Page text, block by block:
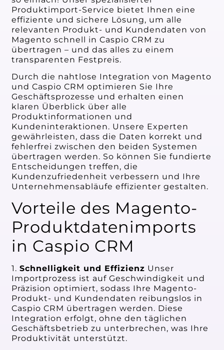
Produktimport-Service bietet Ihnen eine
effiziente und sichere Lösung, um alle
relevanten Produkt- und Kundendaten von
Magento schnell in Caspio CRM zu
übertragen – und das alles zu einem
transparenten Festpreis.
Durch die nahtlose Integration von Magento
und Caspio CRM optimieren Sie Ihre
Geschäftsprozesse und erhalten einen
klaren Überblick über alle
Produktinformationen und
Kundeninteraktionen. Unsere Experten
gewährleisten, dass die Daten korrekt und
fehlerfrei zwischen den beiden Systemen
übertragen werden. So können Sie fundierte
Entscheidungen treffen, die
Kundenzufriedenheit verbessern und Ihre
Unternehmensabläufe effizienter gestalten.
Vorteile des Magento-
Produktdatenimports
in Caspio CRM
1.Schnelligkeit und Effizienz Unser
Importprozess ist auf Geschwindigkeit und
Präzision optimiert, sodass Ihre Magento-
Produkt- und Kundendaten reibungslos in
Caspio CRM übertragen werden. Diese
Integration erfolgt, ohne den täglichen
Geschäftsbetrieb zu unterbrechen, was Ihre
Produktivität unterstützt.